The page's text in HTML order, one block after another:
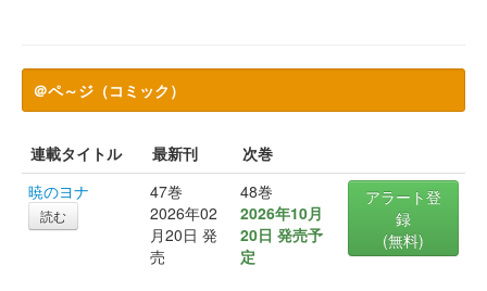
＠ペ～ジ（コミック）
連載タイトル 最新刊
次巻
暁のヨナ
読む
47巻
2026年02
月20日 発
売
48巻
2026年10月
20日 発売予
定
アラート登
録
(無料)